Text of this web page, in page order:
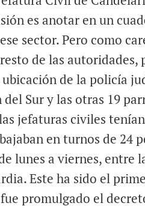
es anotar en un
sector. Pero como
de las autoridades,
de la policía
Sur y las otras 19
jefaturas civiles tenían
en turnos de 24
lunes a viernes, entre
Este ha sido el
promulgado el